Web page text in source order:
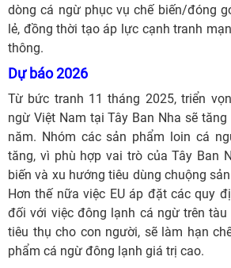
dòng cá ngừ phục vụ chế biến/đóng
lẻ, đồng thời tạo áp lực cạnh tranh
thông.
Dự báo 2026
Từ bức tranh 11 tháng 2025, triển
ngừ Việt Nam tại Tây Ban Nha sẽ
năm. Nhóm các sản phẩm loin cá
tăng, vì phù hợp vai trò của Tây Ban
biến và xu hướng tiêu dùng chuộng
Hơn thế nữa việc EU áp đặt các quy
đối với việc đông lạnh cá ngừ trên
tiêu thụ cho con người, sẽ làm hạn
phẩm cá ngừ đông lạnh giá trị cao.